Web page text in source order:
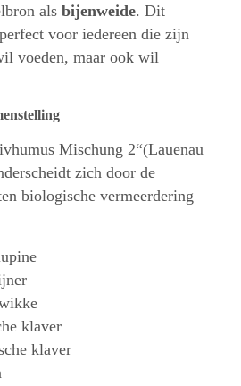
als bijenweide. Dit
voor iedereen die zijn
voeden, maar ook wil
Mischung 2“(Lauenau
zich door de
biologische vermeerdering
klaver
klaver